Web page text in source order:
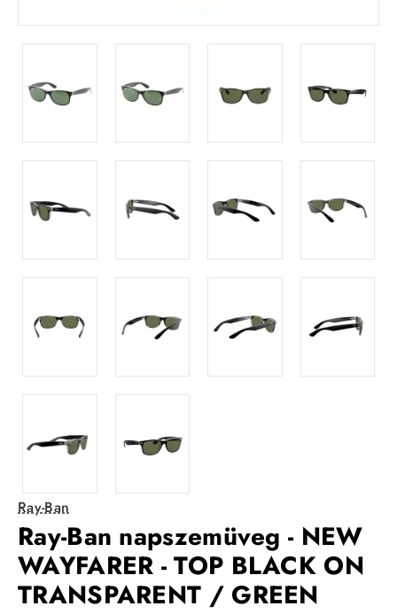
Ray-Ban
Ray-Ban napszemüveg - NEW
WAYFARER - TOP BLACK ON
TRANSPARENT / GREEN